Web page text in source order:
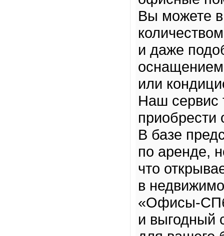
Вы можете
и даже
или
Наш сервис
приобрести
В базе
по аренде,
что
в
«Офисы-
и выгодный